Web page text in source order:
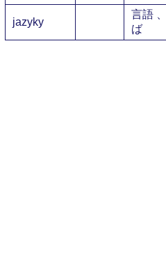
jazyky
言語
ば